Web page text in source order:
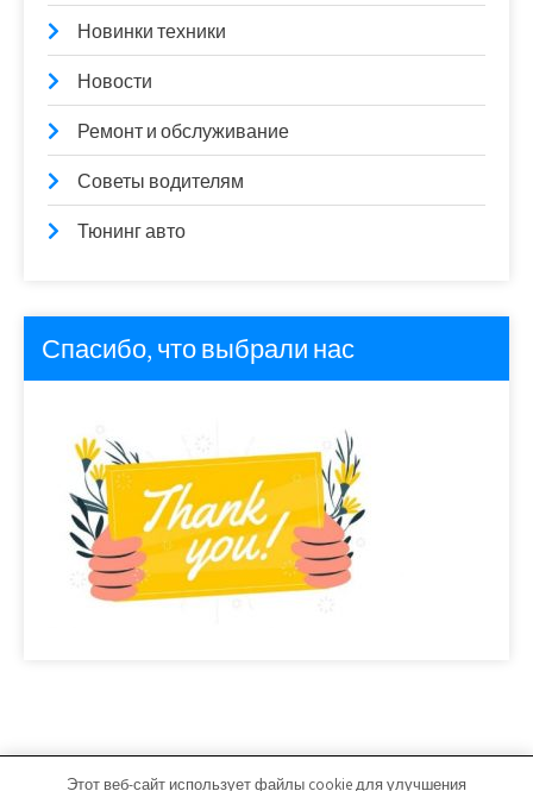
Новинки техники
Новости
Ремонт и обслуживание
Советы водителям
Тюнинг авто
Спасибо, что выбрали нас
Этот веб-сайт использует файлы cookie для улучшения